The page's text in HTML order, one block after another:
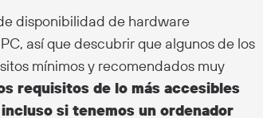
disponibilidad de hardware
así que descubrir que algunos de los
mínimos y recomendados muy
requisitos de lo más accesibles
si tenemos un ordenador